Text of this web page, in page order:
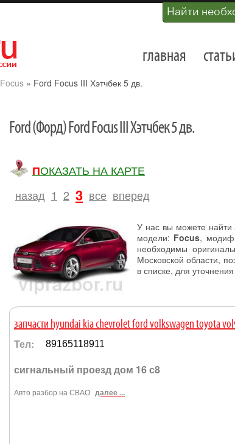
Найти
главная
Focus» Ford Focus III Хэтчбек 5 дв.
Ford (Форд) Ford Focus III Хэтчбек 5 дв.
ПОКАЗАТЬ НА КАРТЕ
назад 1 2 3 все вперед
У нас вы можете найти
модели: Focus,
необходимы
Московской области,
в списке, для
запчасти hyundai kia chevrolet ford volkswagen toyota
Тел: 89165118911
сигнальный проезд дом 16 с8
Авто разбор на СВАО далее ...